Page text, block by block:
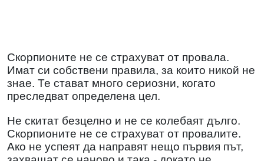
Скорпионите не се страхуват от провала.
Имат си собствени правила, за които никой не
знае. Те стават много сериозни, когато
преследват определена цел.
Не скитат безцелно и не се колебаят дълго.
Скорпионите не се страхуват от провалите.
Ако не успеят да направят нещо първия път,